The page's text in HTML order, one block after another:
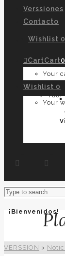
¡Bienvenidos!
Your
Wishlist 0
Your
Verssiones
Contacto
CartCart0
Your
Wishlist 0
Your
VERSSION >